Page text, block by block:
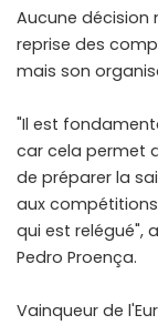
Aucune décision
reprise des
mais son
"Il est
car cela permet
de préparer la
aux
qui est relégué",
Pedro Proença.
Vainqueur de